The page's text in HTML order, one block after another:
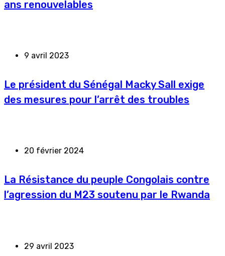
ans renouvelables
9 avril 2023
Le président du Sénégal Macky Sall exige
des mesures pour l’arrêt des troubles
20 février 2024
La Résistance du peuple Congolais contre
l’agression du M23 soutenu par le Rwanda
29 avril 2023